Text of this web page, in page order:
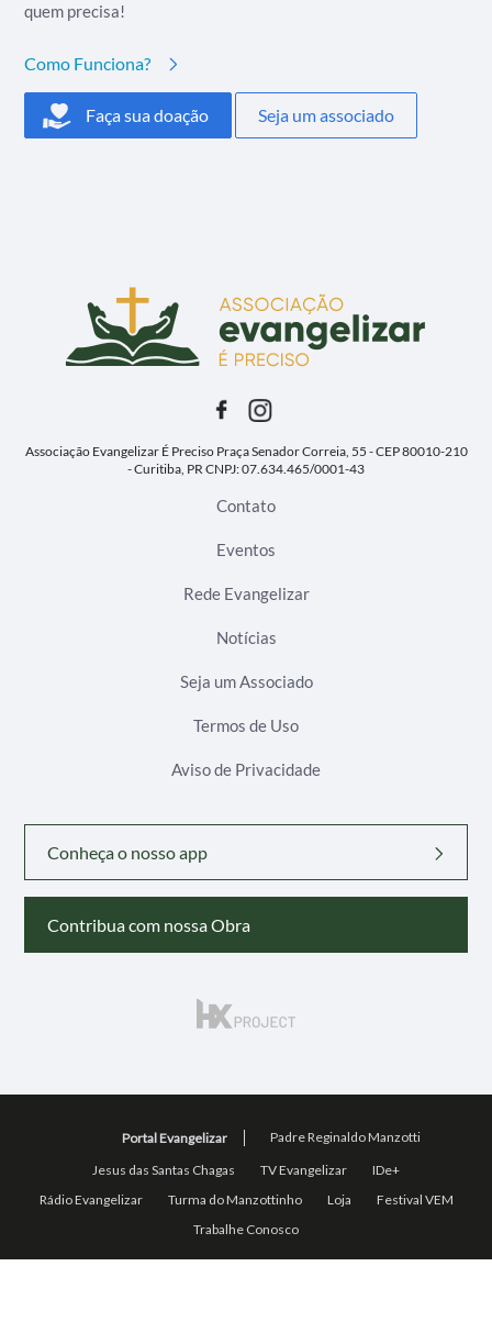
quem precisa!
Como Funciona?
Faça sua doação Seja um associado
Associação Evangelizar É PrecisoPraça Senador Correia, 55 - CEP 80010-210
- Curitiba, PRCNPJ: 07.634.465/0001-43
Contato
Eventos
Rede Evangelizar
Notícias
Seja um Associado
Termos de Uso
Aviso de Privacidade
Conheça o nosso app
Contribua com nossa Obra